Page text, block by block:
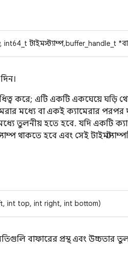
int64_t টাইমস্ট্যাম্প, buffer_handle_t
করে; এটি একটি একঘেয়ে ঘড়ি
মধ্যে বা একই ক্যামেরার পরপর
তুলনীয় হতে হবে. যদি একটি
থাকতে হবে এবং সেই
int top, int right, int bottom)
বাফারের প্রস্থ এবং উচ্চতার